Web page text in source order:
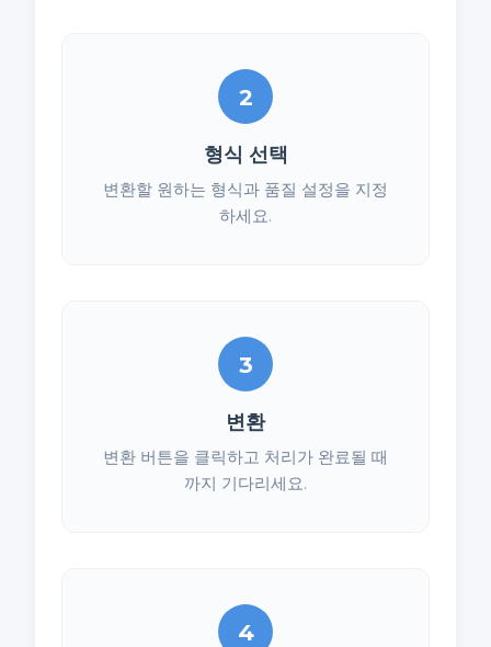
2
형식 선택
변환할 원하는 형식과 품질 설정을 지정
하세요.
3
변환
변환 버튼을 클릭하고 처리가 완료될 때
까지 기다리세요.
4